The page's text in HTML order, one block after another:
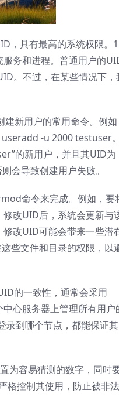
，具有最高的系统权限。
务和进程。普通用户的
。不过，在某些情况下，
新用户的常用命令。例如
useradd -u 2000 testuser
的新用户，并且其UID为
会导致创建用户失败。
命令来完成。例如，要
改UID后，系统会更新与
改UID可能会带来一些潜
些文件和目录的权限，以
的一致性，通常会采用
心服务器上管理所有用户
录到哪个节点，都能保证其
为容易猜测的数字，同时
格控制其使用，防止被非